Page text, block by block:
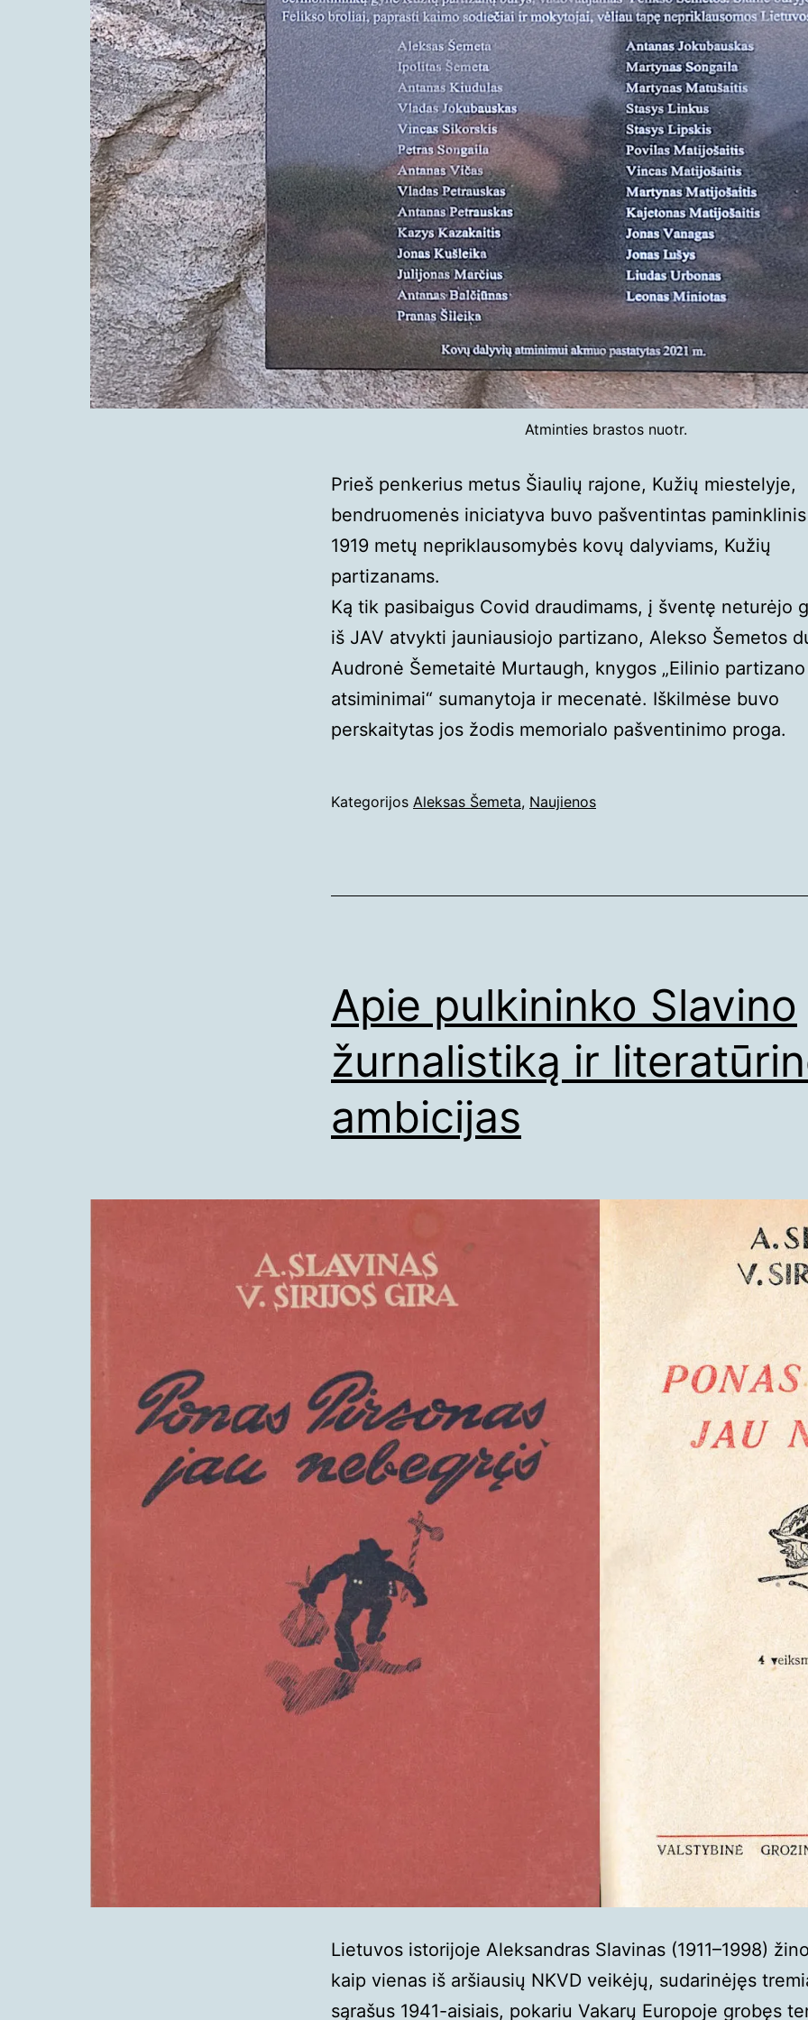
Atminties brastos nuotr.
Prieš penkerius metus Šiaulių rajone, Kužių miestelyje,
bendruomenės iniciatyva buvo pašventintas
1919 metų nepriklausomybės kovų dalyviams, Kužių
partizanams.
Ką tik pasibaigus Covid draudimams, į šventę neturėjo
iš JAV atvykti jauniausiojo partizano, Alekso Šemetos
Audronė Šemetaitė Murtaugh, knygos „Eilinio partizano
atsiminimai“ sumanytoja ir mecenatė. Iškilmėse buvo
perskaitytas jos žodis memorialo pašventinimo proga.
Paskelbta
Kategorijos Aleksas Šemeta, Naujienos
Apie pulkininko Slavino
žurnalistiką ir
ambicijas
Lietuvos istorijoje Aleksandras Slavinas (1911–1998)
kaip vienas iš aršiausių NKVD veikėjų, sudarinėjęs
sąrašus 1941-aisiais, pokariu Vakarų Europoje grobęs